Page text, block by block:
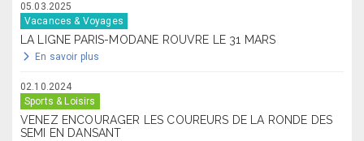
05.03.2025
Vacances & Voyages
LA LIGNE PARIS-MODANE ROUVRE LE 31 MARS
En savoir plus
02.10.2024
Sports & Loisirs
VENEZ ENCOURAGER LES COUREURS DE LA RONDE DES
SEMI EN DANSANT